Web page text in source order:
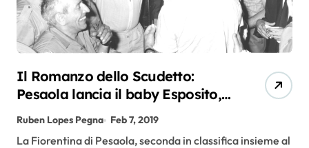
Il Romanzo dello Scudetto:
Pesaola lancia il baby Esposito,
Amarildo e Rizzo mandano ko il
Napoli
Ruben Lopes Pegna Feb 7, 2019
La Fiorentina di Pesaola, seconda in classifica insieme al